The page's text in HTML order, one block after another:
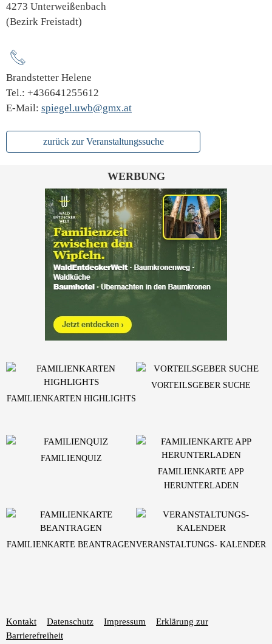
4273 Unterweißenbach
(Bezirk Freistadt)
Brandstetter Helene
Tel.: +436641255612
E-Mail: spiegel.uwb@gmx.at
zurück zur Veranstaltungssuche
WERBUNG
Kontakt Datenschutz Impressum
Erklärung zur
Barrierefreiheit
FAMILIENKARTEN HIGHLIGHTS
VORTEILSGEBER SUCHE
FAMILIENQUIZ
FAMILIENKARTE APP
HERUNTERLADEN
FAMILIENKARTE BEANTRAGENVERANSTALTUNGS- KALENDER